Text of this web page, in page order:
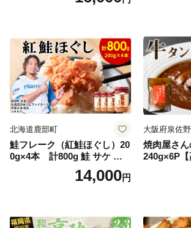
ー ギフト
北海道鹿部町
鮭フレーク（紅鮭ほぐし）20
0g×4本 計800g 鮭 サケ 鮭
ほぐし サケフレーク シャケ
フレーク 鮭フレーク14,000円
大阪府泉佐
焼肉屋さ
240g×6P
菜 牛たん